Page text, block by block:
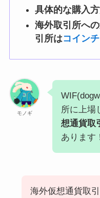
具体的な購入
海外取引所へ
引所はコイン
モノギ
所に上場
想通貨取
あります
海外仮想通貨取